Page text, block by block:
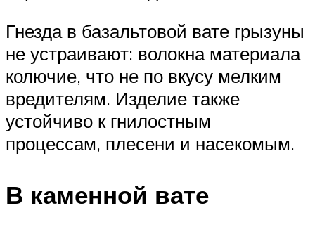
Гнезда в базальтовой вате грызуны
не устраивают: волокна материала
колючие, что не по вкусу мелким
вредителям. Изделие также
устойчиво к гнилостным
процессам, плесени и насекомым.
В каменной вате